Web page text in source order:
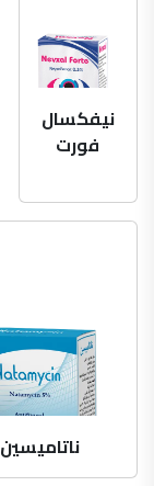
نيفكسال
فورت
ناتاميسين